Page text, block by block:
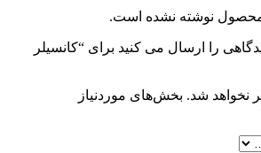
محصول نوشته نشده است.
را ارسال می کنید برای “کانسیلر
نخواهد شد. بخش‌های موردنیاز